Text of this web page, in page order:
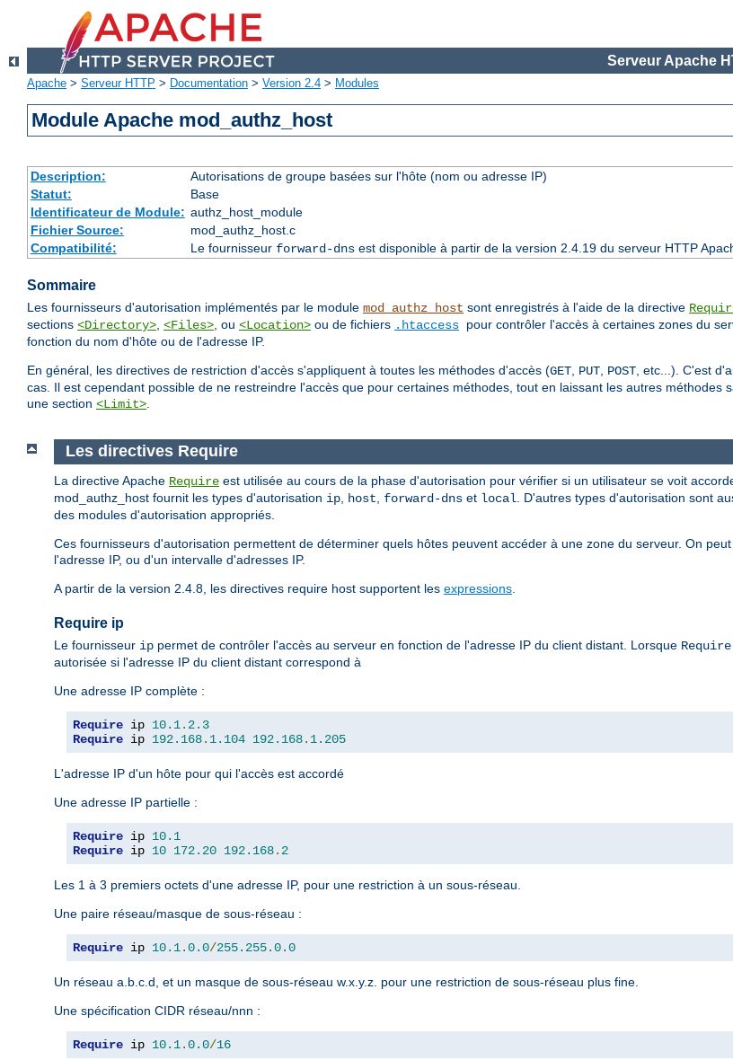
Serveur Apache
Apache > Serveur HTTP > Documentation > Version 2.4 > Modules
Module Apache mod_authz_host
Description:
Autorisations de groupe basées sur l'hôte (nom ou adresse IP)
Statut:
Base
Identificateur de Module: authz_host_module
Fichier Source:
mod_authz_host.c
Compatibilité:
Le fournisseur forward-dnsest disponible à partir de la version 2.4.19 du serveur HTTP
Sommaire
Les fournisseurs d'autorisation implémentés par le module mod_authz_host sont enregistrés à l'aide de la directive
sections <Directory>, <Files>, ou <Location> ou de fichiers .htaccess pour contrôler l'accès à certaines zones du
fonction du nom d'hôte ou de l'adresse IP.
En général, les directives de restriction d'accès s'appliquent à toutes les méthodes d'accès (GET, PUT, POST, etc...). C'est
cas. Il est cependant possible de ne restreindre l'accès que pour certaines méthodes, tout en laissant les autres méthodes
une section <Limit>.
Les directives Require
La directive Apache Require est utilisée au cours de la phase d'autorisation pour vérifier si un utilisateur se voit
mod_authz_host fournit les types d'autorisation ip host forward-dns et local . D'autres types d'autorisation sont
des modules d'autorisation appropriés.
Ces fournisseurs d'autorisation permettent de déterminer quels hôtes peuvent accéder à une zone du serveur. On
l'adresse IP, ou d'un intervalle d'adresses IP.
A partir de la version 2.4.8, les directives require host supportent les expressions
Require ip
Le fournisseur ip permet de contrôler l'accès au serveur en fonction de l'adresse IP du client distant. Lorsque
autorisée si l'adresse IP du client distant correspond à
Une adresse IP complète :
Require ip 10.1. 2.3
Require ip 192.168. 1.104 192.168. 1.205
L'adresse IP d'un hôte pour qui l'accès est accordé
Une adresse IP partielle :
Require ip 10.1
Require ip 10 172.20 192.168. 2
Les 1 à 3 premiers octets d'une adresse IP, pour une restriction à un sous-réseau.
Une paire réseau/masque de sous-réseau :
Require ip 10.1.0.0/255.255.0.0
Un réseau a.b.c.d, et un masque de sous-réseau w.x.y.z. pour une restriction de sous-réseau plus fine.
Une spécification CIDR réseau/nnn :
Require ip 10.1.0.0/16